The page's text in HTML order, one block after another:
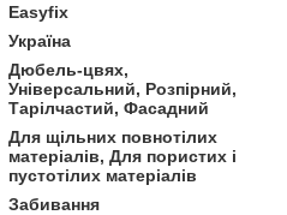
Easyfix
Україна
Дюбель-цвях,
Універсальний, Розпірний,
Тарілчастий, Фасадний
Для щільних повнотілих
матеріалів, Для пористих і
пустотілих матеріалів
Забивання